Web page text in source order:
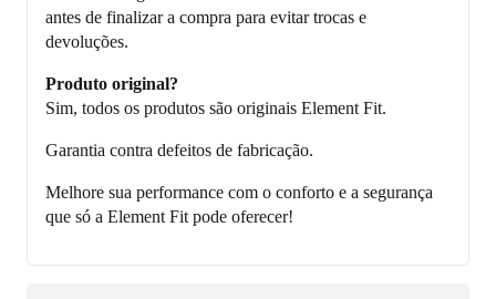
antes de finalizar a compra para evitar trocas e
devoluções.
Produto original?
Sim, todos os produtos são originais Element Fit.
Garantia contra defeitos de fabricação.
Melhore sua performance com o conforto e a segurança
que só a Element Fit pode oferecer!